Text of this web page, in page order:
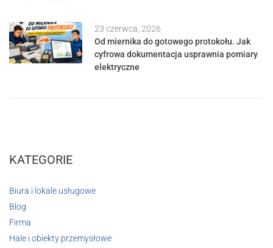
23 czerwca, 2026
Od miernika do gotowego protokołu. Jak
cyfrowa dokumentacja usprawnia pomiary
elektryczne
KATEGORIE
Biura i lokale usługowe
Blog
Firma
Hale i obiekty przemysłowe